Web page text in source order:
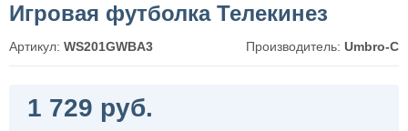
Игровая футболка Телекинез
Артикул: WS201GWBA3 Производитель: Umbro-C
1 729 руб.